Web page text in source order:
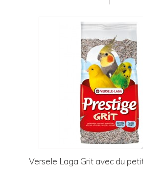
Versele Laga Grit avec du